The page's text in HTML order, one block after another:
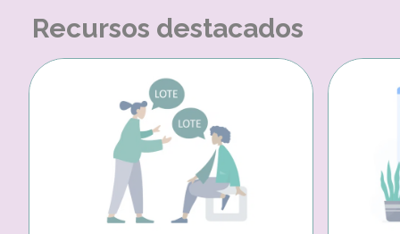
Recursos destacados